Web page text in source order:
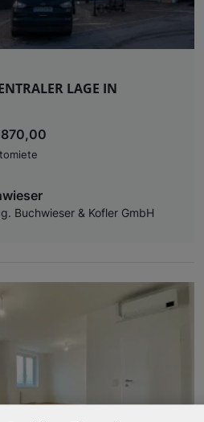
LAGE IN
Buchwieser & Kofler GmbH